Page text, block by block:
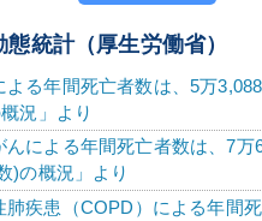
統計（厚生労働省）
よる年間死亡者数は、5万
況」より
んによる年間死亡者数は、7
)の概況」より
肺疾患（COPD）による年間